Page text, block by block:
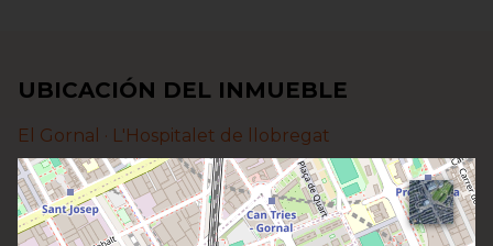
UBICACIÓN DEL INMUEBLE
El Gornal · L'Hospitalet de llobregat